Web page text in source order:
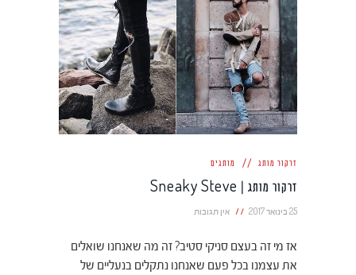
זרקור מותג מותגים
זרקור מותג | Sneaky Steve
25 בינואר 2017 אין תגובות
אז מי זה בעצם סניקי סטיב? זה מה שאנחנו שואלים
את עצמנו בכל פעם שאנחנו נתקלים בנעליים של